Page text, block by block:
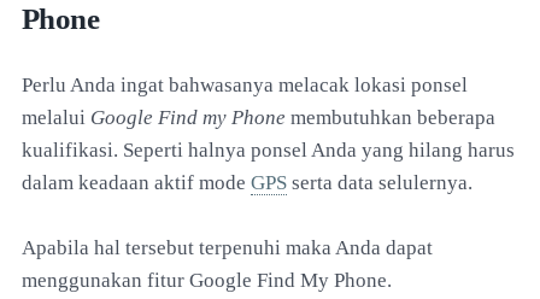
Phone
Perlu Anda ingat bahwasanya melacak lokasi ponsel
melalui Google Find my Phone membutuhkan beberapa
kualifikasi. Seperti halnya ponsel Anda yang hilang harus
dalam keadaan aktif mode GPS serta data selulernya.
Apabila hal tersebut terpenuhi maka Anda dapat
menggunakan fitur Google Find My Phone.